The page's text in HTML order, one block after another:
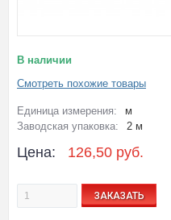
В наличии
Смотреть похожие товары
Единица измерения:
м
Заводская упаковка:
2 м
Цена: 126,50 руб.
ЗАКАЗАТЬ